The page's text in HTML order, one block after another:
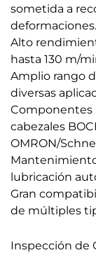
sometida a
deformaciones.
Alto
hasta 130 m/
Amplio rango
diversas
Componentes
cabezales
OMRON/
lubricación
Gran
de múltiples
Inspección de